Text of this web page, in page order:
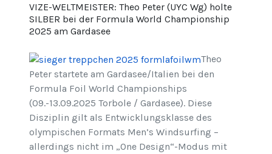
VIZE-WELTMEISTER: Theo Peter (UYC Wg) holte
SILBER bei der Formula World Championship
2025 am Gardasee
Theo
Peter startete am Gardasee/Italien bei den
Formula Foil World Championships
(09.-13.09.2025 Torbole / Gardasee). Diese
Disziplin gilt als Entwicklungsklasse des
olympischen Formats Men’s Windsurfing –
allerdings nicht im „One Design“-Modus mit